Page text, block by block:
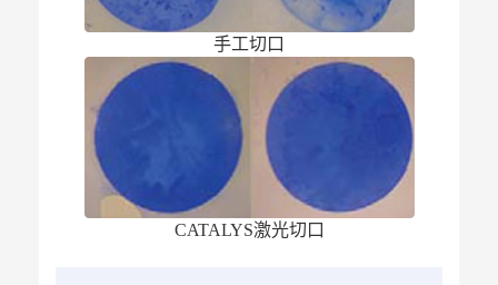
手工切口
CATALYS激光切口